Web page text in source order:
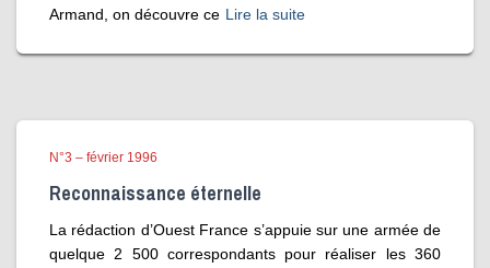
Armand, on découvre ce Lire la suite
N°3 – février 1996
Reconnaissance éternelle
La rédaction d’Ouest France s’appuie sur une armée de
quelque 2 500 correspondants pour réaliser les 360